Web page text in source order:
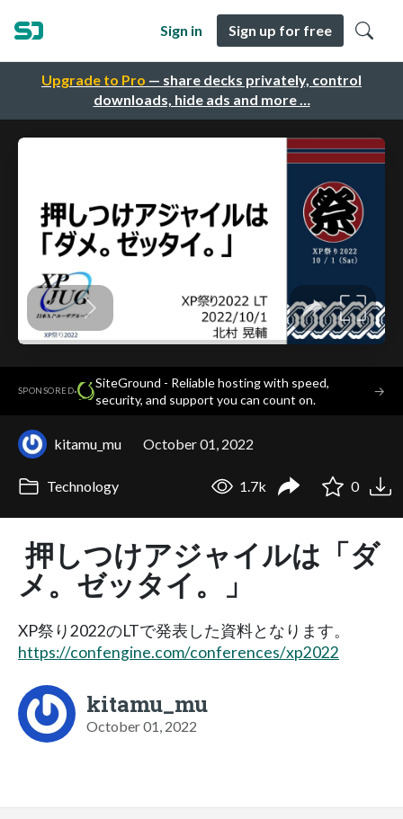
Upgrade to Pro — share decks privately, control
downloads, hide ads and more …
Sign in Sign up for free
SPONSORED·
SiteGround - Reliable hosting with speed,
security, and support you can count on.
→
kitamu_mu October 01, 2022
Technology 1.7k 0
押しつけアジャイルは「ダ
メ。ゼッタイ。」
XP祭り2022のLTで発表した資料となります。
https://confengine.com/conferences/xp2022
kitamu_mu
October 01, 2022